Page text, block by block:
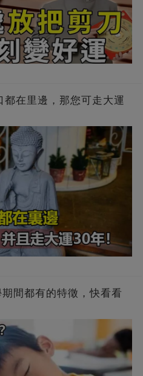
在里邊，那您可走大運
間都有的特徵，快看看